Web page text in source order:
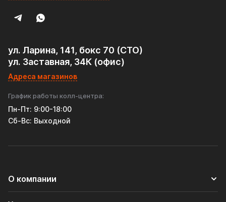
ул. Ларина, 141, бокс 70 (СТО)
ул. Заставная, 34К (офис)
Адреса магазинов
График работы колл-центра:
Пн-Пт: 9:00-18:00
Cб-Вс: Выходной
О компании